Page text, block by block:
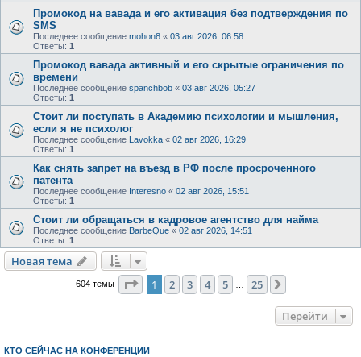
Промокод на вавада и его активация без подтверждения по
SMS
Последнее сообщение mohon8 « 03 авг 2026, 06:58
Ответы: 1
Промокод вавада активный и его скрытые ограничения по
времени
Последнее сообщение spanchbob « 03 авг 2026, 05:27
Ответы: 1
Стоит ли поступать в Академию психологии и мышления,
если я не психолог
Последнее сообщение Lavokka « 02 авг 2026, 16:29
Ответы: 1
Как снять запрет на въезд в РФ после просроченного
патента
Последнее сообщение Interesno « 02 авг 2026, 15:51
Ответы: 1
Стоит ли обращаться в кадровое агентство для найма
Последнее сообщение BarbeQue « 02 авг 2026, 14:51
Ответы: 1
Новая тема
604 темы Страница из 25
1 2 3 4 5 25
Перейти
КТО СЕЙЧАС НА КОНФЕРЕНЦИИ